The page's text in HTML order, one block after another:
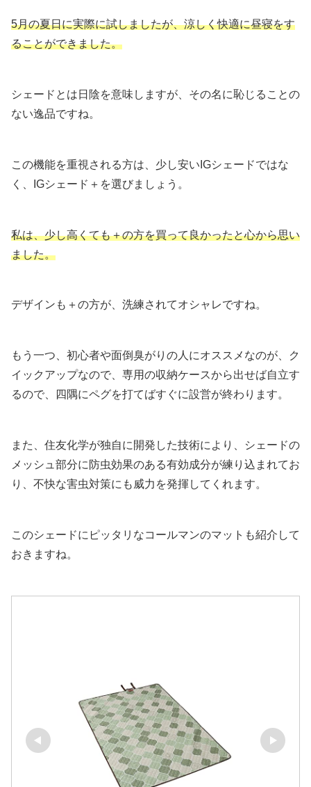
5月の夏日に実際に試しましたが、涼しく快適に昼寝をす
ることができました。
シェードとは日陰を意味しますが、その名に恥じることの
ない逸品ですね。
この機能を重視される方は、少し安いIGシェードではな
く、IGシェード＋を選びましょう。
私は、少し高くても＋の方を買って良かったと心から思い
ました。
デザインも＋の方が、洗練されてオシャレですね。
もう一つ、初心者や面倒臭がりの人にオススメなのが、ク
イックアップなので、専用の収納ケースから出せば自立す
るので、四隅にペグを打てばすぐに設営が終わります。
また、住友化学が独自に開発した技術により、シェードの
メッシュ部分に防虫効果のある有効成分が練り込まれてお
り、不快な害虫対策にも威力を発揮してくれます。
このシェードにピッタリなコールマンのマットも紹介して
おきますね。